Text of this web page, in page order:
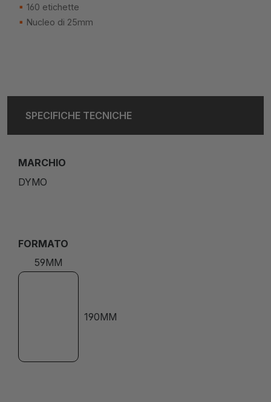
160 etichette
Nucleo di 25mm
SPECIFICHE TECNICHE
MARCHIO
DYMO
FORMATO
59MM
190MM